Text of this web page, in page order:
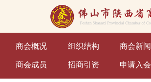
商会概况 组织结构 商会新闻
商会成员 招商引资 申请入会